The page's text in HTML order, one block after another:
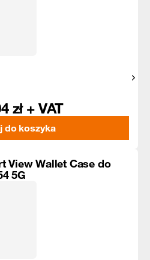
zł + VAT
do koszyka
View Wallet Case do
5G